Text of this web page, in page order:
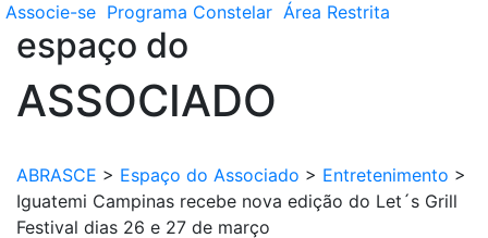
Associe-se Programa Constelar Área Restrita
espaço do
ASSOCIADO
ABRASCE > Espaço do Associado > Entretenimento >
Iguatemi Campinas recebe nova edição do Let´s Grill
Festival dias 26 e 27 de março